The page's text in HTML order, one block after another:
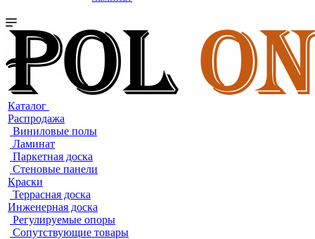
Каталог
Распродажа
Виниловые полы
Ламинат
Паркетная доска
Стеновые панели
Краски
Террасная доска
Инженерная доска
Регулируемые опоры
Сопутствующие товары